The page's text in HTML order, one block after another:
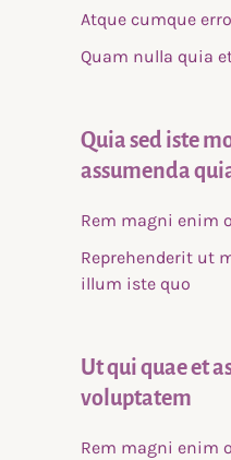
Atque cumque
Quam nulla quia
Quia sed iste
assumenda
Rem magni enim
Reprehenderit ut
illum iste quo
Ut qui quae et
voluptatem
Rem magni enim